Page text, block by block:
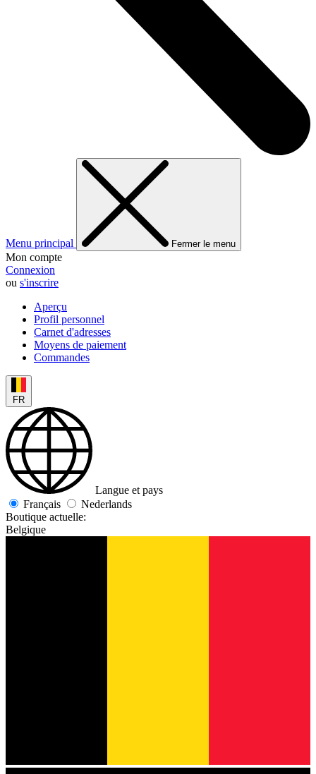
Menu principal Fermer le menu
Mon compte
Connexion
ou s'inscrire
Aperçu
Profil personnel
Carnet d'adresses
Moyens de paiement
Commandes
FR
Langue et pays
Français
Nederlands
Boutique actuelle:
Belgique